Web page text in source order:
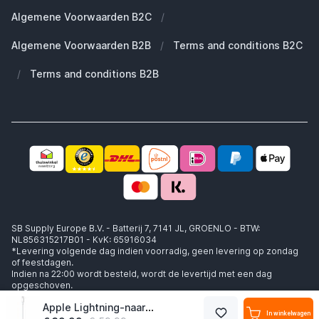
Apple Lightning-naar-VGA-adapter In winkelwagen
Groot en uniek assortiment
400.000+ klanten geleverd
Welke MagSafe heb ik nodig?
Werken bij SB Supply
Working at SB Supply
Algemene Voorwaarden B2C /
Algemene Voorwaarden B2B / Terms and conditions B2C
/ Terms and conditions B2B
SB Supply Europe B.V. - Batterij 7, 7141 JL, GROENLO - BTW:
NL856315217B01 - KvK: 65916034
*Levering volgende dag indien voorradig, geen levering op zondag
of feestdagen.
Indien na 22:00 wordt besteld, wordt de levertijd met een dag
opgeschoven.